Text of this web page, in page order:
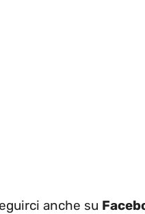
anche su